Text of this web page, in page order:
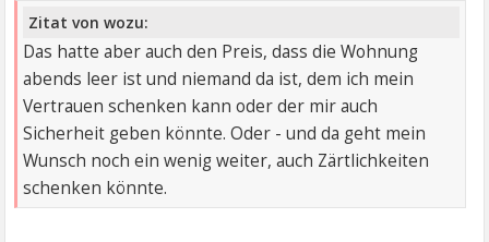
Zitat von wozu:
Das hatte aber auch den Preis, dass die Wohnung
abends leer ist und niemand da ist, dem ich mein
Vertrauen schenken kann oder der mir auch
Sicherheit geben könnte. Oder - und da geht mein
Wunsch noch ein wenig weiter, auch Zärtlichkeiten
schenken könnte.